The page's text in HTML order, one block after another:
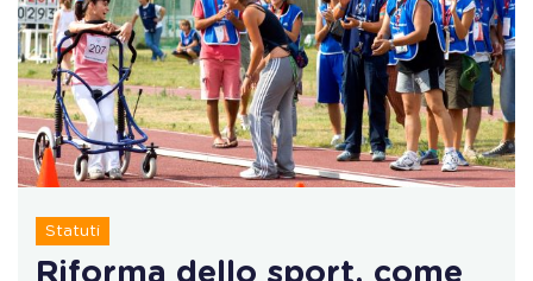
Statuti
Riforma dello sport, come